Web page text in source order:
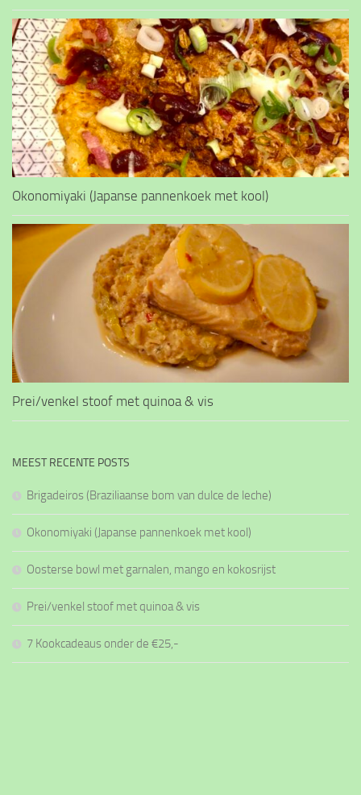
Okonomiyaki (Japanse pannenkoek met kool)
Prei/venkel stoof met quinoa & vis
MEEST RECENTE POSTS
Brigadeiros (Braziliaanse bom van dulce de leche)
Okonomiyaki (Japanse pannenkoek met kool)
Oosterse bowl met garnalen, mango en kokosrijst
Prei/venkel stoof met quinoa & vis
7 Kookcadeaus onder de €25,-